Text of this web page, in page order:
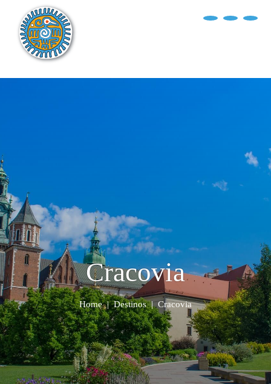
replica rolex air king watches
ENTREVISTAS
Cracovia
Home |Destinos |Cracovia